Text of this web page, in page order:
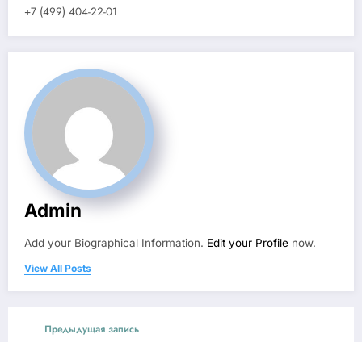
+7 (499) 404-22-01
Admin
Add your Biographical Information. Edit your Profile now.
View All Posts
Предыдущая запись